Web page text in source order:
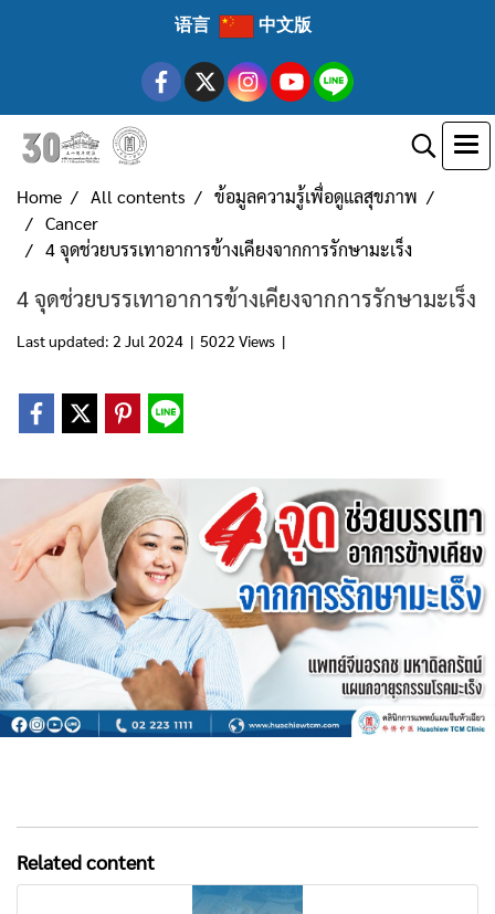
语言 中文版
Home All contents
ข้อมูลความรู้เพื่อดูแลสุขภาพ
Cancer
4 จุดช่วยบรรเทาอาการข้างเคียงจากการรักษามะเร็ง
4 จุดช่วยบรรเทาอาการข้างเคียงจากการรักษามะเร็ง
Last updated: 2 Jul 2024 | 5022 Views |
Related content